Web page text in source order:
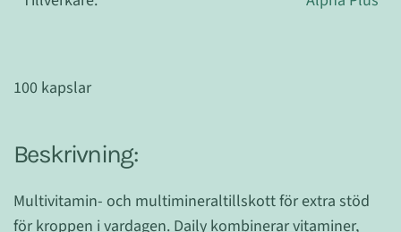
100 kapslar
Beskrivning:
Multivitamin- och multimineraltillskott för extra stöd
för kroppen i vardagen. Daily kombinerar vitaminer,